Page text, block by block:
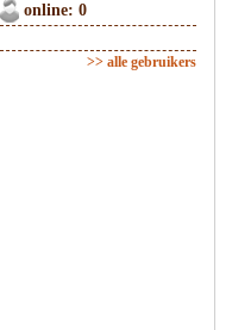
online: 0
>> alle gebruikers